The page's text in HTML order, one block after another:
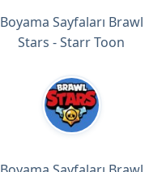
Boyama Sayfaları Brawl
Stars - Starr Toon